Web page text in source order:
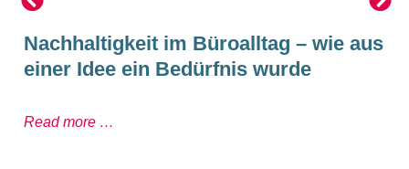
Nachhaltigkeit im Büroalltag – wie aus
einer Idee ein Bedürfnis wurde
Read more …